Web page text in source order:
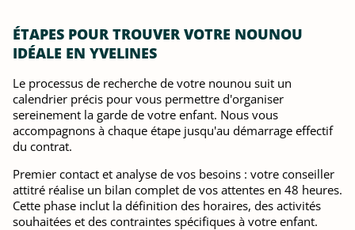
ÉTAPES POUR TROUVER VOTRE NOUNOU
IDÉALE EN YVELINES
Le processus de recherche de votre nounou suit un
calendrier précis pour vous permettre d'organiser
sereinement la garde de votre enfant. Nous vous
accompagnons à chaque étape jusqu'au démarrage effectif
du contrat.
Premier contact et analyse de vos besoins : votre conseiller
attitré réalise un bilan complet de vos attentes en 48 heures.
Cette phase inclut la définition des horaires, des activités
souhaitées et des contraintes spécifiques à votre enfant.